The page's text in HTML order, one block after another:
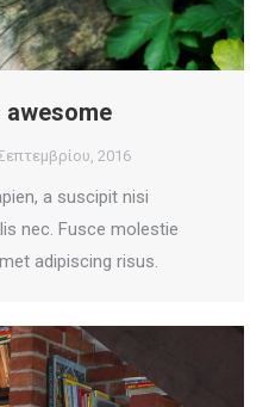
awesome
2016
a suscipit nisi
nec. Fusce molestie
adipiscing risus.